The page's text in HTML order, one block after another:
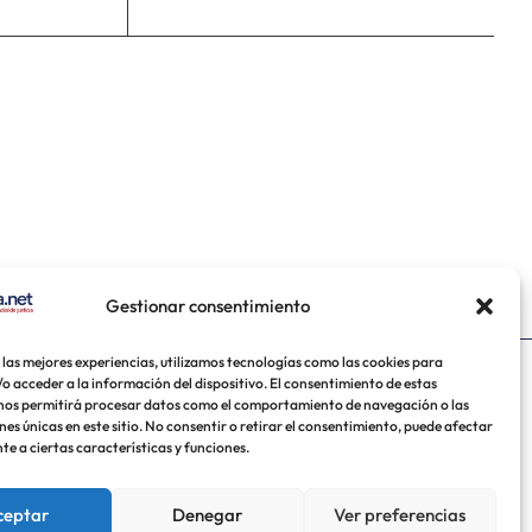
Gestionar consentimiento
mejores experiencias, utilizamos tecnologías como las cookies para
acceder a la información del dispositivo. El consentimiento de estas
permitirá procesar datos como el comportamiento de navegación o las
únicas en este sitio. No consentir o retirar el consentimiento, puede afectar
a ciertas características y funciones.
Denegar Ver preferencias
México USA